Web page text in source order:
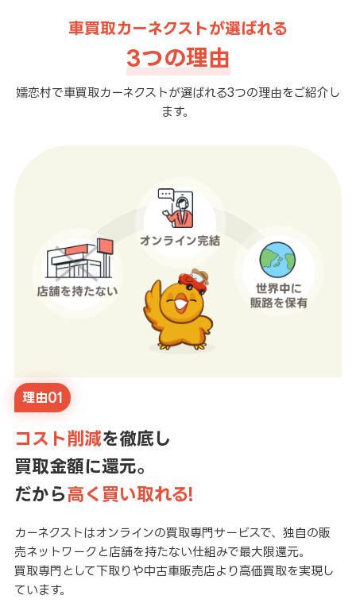
車買取カーネクストが選ばれる
3つの理由
嬬恋村で車買取カーネクストが選ばれる3つの理由をご紹介し
ます。
理由01
コスト削減を徹底し
買取金額に還元。
だから高く買い取れる!
カーネクストはオンラインの買取専門サービスで、独自の販
売ネットワークと店舗を持たない仕組みで最大限還元。
買取専門として下取りや中古車販売店より高価買取を実現し
ています。